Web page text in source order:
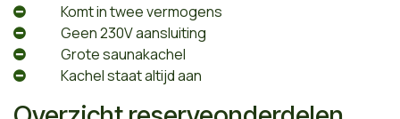
​Komt in twee vermogens
​Geen 230V aansluiting
​Grote saunakachel
​Kachel staat altijd aan